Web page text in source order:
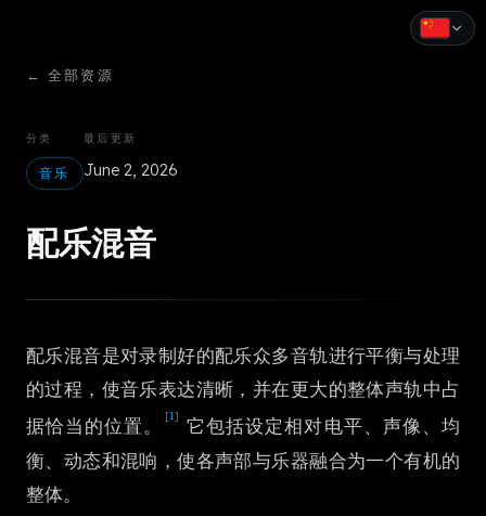
← 全部资源
分类
音乐
最后更新
June 2, 2026
配乐混音
配乐混音是对录制好的配乐众多音轨进行平衡与处理
的过程，使音乐表达清晰，并在更大的整体声轨中占
据恰当的位置。
[1]
它包括设定相对电平、声像、均
衡、动态和混响，使各声部与乐器融合为一个有机的
整体。
Русский
日本語